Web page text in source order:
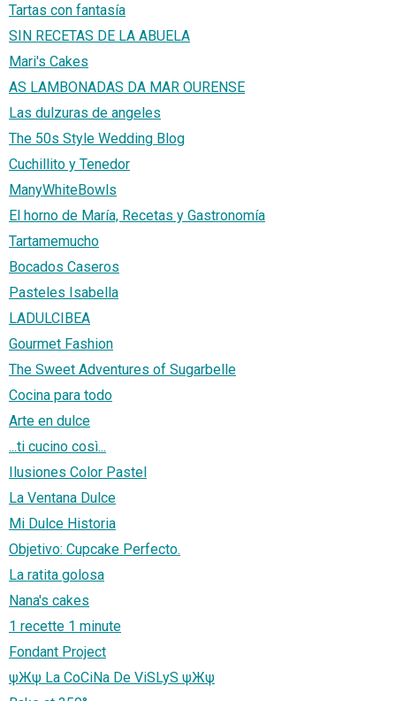
Tartas con fantasía
SIN RECETAS DE LA ABUELA
Mari's Cakes
AS LAMBONADAS DA MAR OURENSE
Las dulzuras de angeles
The 50s Style Wedding Blog
Cuchillito y Tenedor
ManyWhiteBowls
El horno de María, Recetas y Gastronomía
Tartamemucho
Bocados Caseros
Pasteles Isabella
LADULCIBEA
Gourmet Fashion
The Sweet Adventures of Sugarbelle
Cocina para todo
Arte en dulce
...ti cucino così...
Ilusiones Color Pastel
La Ventana Dulce
Mi Dulce Historia
Objetivo: Cupcake Perfecto.
La ratita golosa
Nana's cakes
1 recette 1 minute
Fondant Project
ψЖψ La CoCiNa De ViSLyS ψЖψ